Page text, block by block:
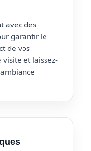
avec des
garantir le
de vos
visite et laissez-